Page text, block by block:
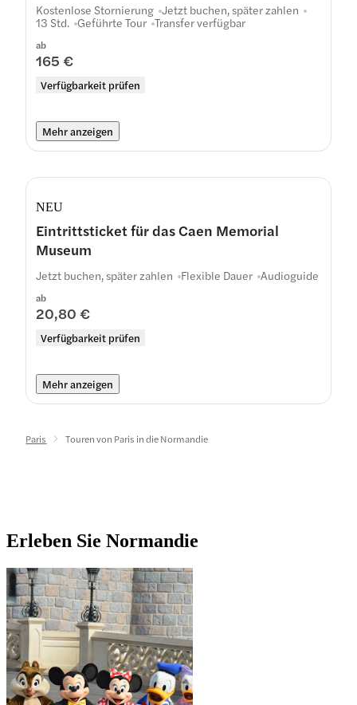
ab
165 €
Verfügbarkeit prüfen
Kostenlose Stornierung Jetzt buchen, später zahlen
13 Std. Geführte Tour Transfer verfügbar
Mehr anzeigen
NEU
Eintrittsticket für das Caen Memorial
Museum
ab
20,80 €
Verfügbarkeit prüfen
Jetzt buchen, später zahlen Flexible Dauer Audioguide
Mehr anzeigen
Paris Touren von Paris in die Normandie
Erleben Sie Normandie